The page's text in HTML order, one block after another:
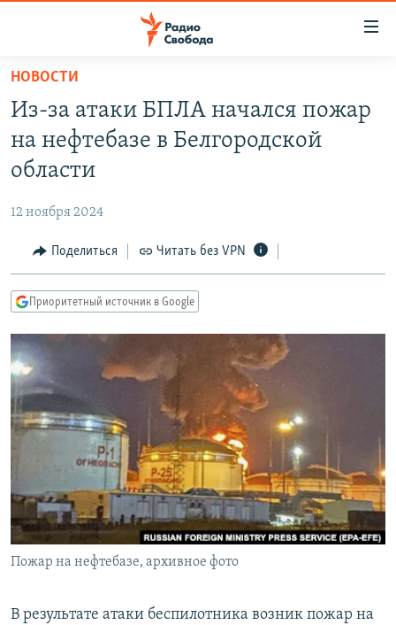
упрощенного
доступа
Вернуться
основному
Вернутся
Вернутся
поиску
ПОДКАСТЫ
АВТОРСКИЕ ПРОЕКТЫ
МНЕНИЯ
КУЛЬТУРА
КАВКАЗ.РЕАЛИИ
СЕВЕР.РЕАЛИИ
СИБИРЬ.РЕАЛИИ
РАСПИСАНИЕ ВЕЩАНИЯ
ПОДПИШИТЕСЬ НА РАССЫЛКУ
СОЦИАЛЬНЫЕ СЕТИ
Все сайты РСЕ/РС
НОВОСТИ
Из-за атаки БПЛА начался пожар
на нефтебазе в Белгородской
области
12 ноября 2024
Поделиться Читать без VPN
Приоритетный источник в Google
Пожар на нефтебазе, архивное фото
В результате атаки беспилотника возник пожар на